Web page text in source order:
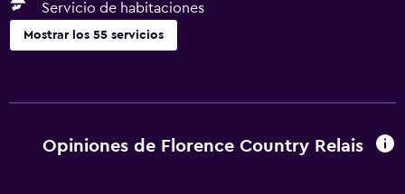
Servicio de habitaciones
Mostrar los 55 servicios
Wifi gratis
Opiniones de Florence Country Relais